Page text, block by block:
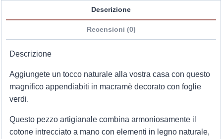
Descrizione
Recensioni (0)
Descrizione
Aggiungete un tocco naturale alla vostra casa con questo
magnifico appendiabiti in macramè decorato con foglie
verdi.
Questo pezzo artigianale combina armoniosamente il
cotone intrecciato a mano con elementi in legno naturale,